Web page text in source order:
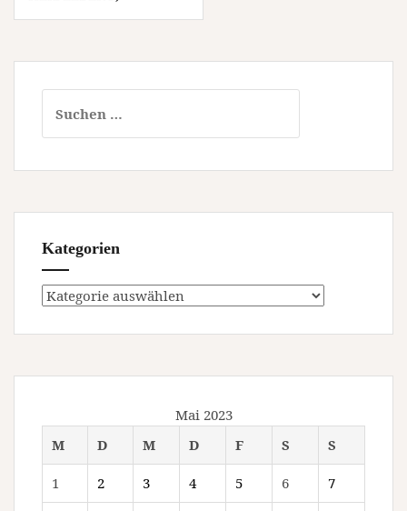
nach:
Kategorien
Kategorien
Mai 2023
M
D M D F S S
1 2 3 4 5 6 7